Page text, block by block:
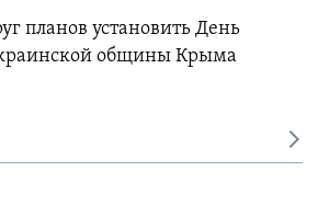
планов установить День
общины Крыма